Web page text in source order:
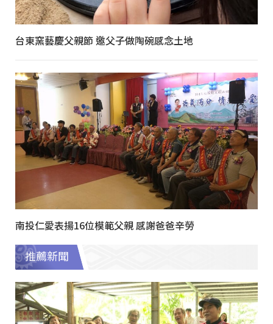
台東窯藝慶父親節 邀父子做陶碗感念土地
南投仁愛表揚16位模範父親 感謝爸爸辛勞
推薦新聞